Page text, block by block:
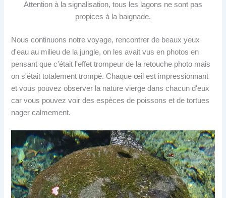
Attention à la signalisation, tous les lagons ne sont pas
propices à la baignade.
Nous continuons notre voyage, rencontrer de beaux yeux
d'eau au milieu de la jungle, on les avait vus en photos en
pensant que c'était l'effet trompeur de la retouche photo mais
on s'était totalement trompé. Chaque œil est impressionnant
et vous pouvez observer la nature vierge dans chacun d'eux
car vous pouvez voir des espèces de poissons et de tortues
nager calmement.